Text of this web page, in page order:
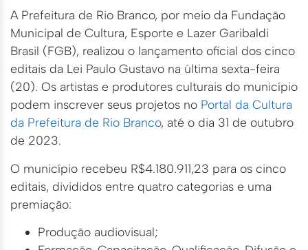
A Prefeitura de Rio Branco, por meio da Fundação
Municipal de Cultura, Esporte e Lazer Garibaldi
Brasil (FGB), realizou o lançamento oficial dos cinco
editais da Lei Paulo Gustavo na última sexta-feira
(20). Os artistas e produtores culturais do município
podem inscrever seus projetos no Portal da Cultura
da Prefeitura de Rio Branco, até o dia 31 de outubro
de 2023.
O município recebeu R$4.180.911,23 para os cinco
editais, divididos entre quatro categorias e uma
premiação:
Produção audiovisual;